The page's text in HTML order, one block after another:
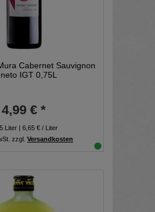
Cabernet Sauvignon
IGT 0,75L
4,99 € *
Liter| 6,65 € / Liter
zzgl. Versandkosten